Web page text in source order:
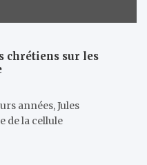
chrétiens sur les
années, Jules
de la cellule